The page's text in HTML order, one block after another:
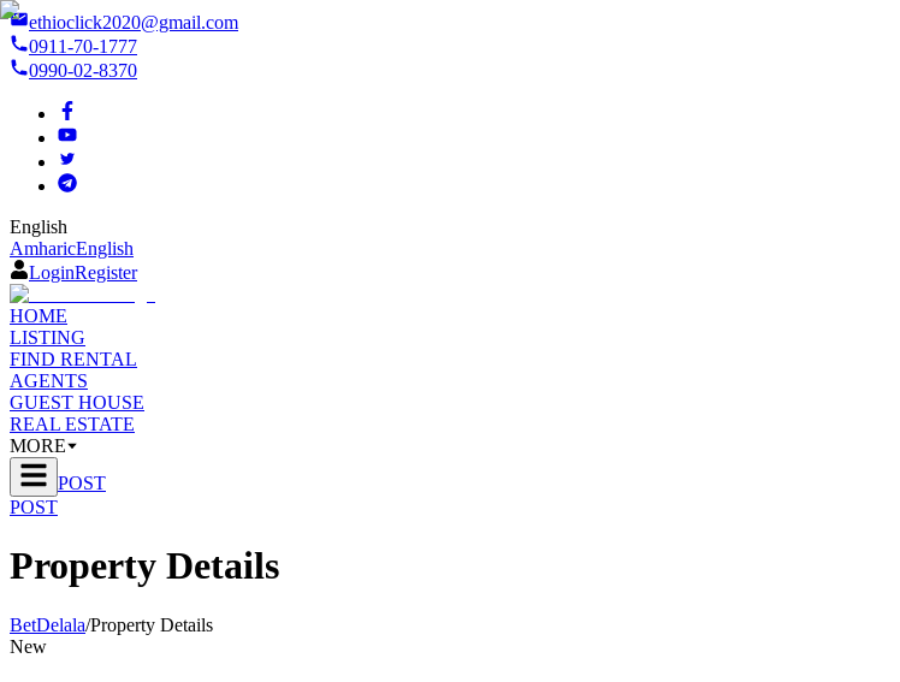
ethioclick2020@gmail.com
0911-70-1777
0990-02-8370
English
AmharicEnglish
LoginRegister
HOME
LISTING
FIND RENTAL
AGENTS
GUEST HOUSE
REAL ESTATE
MORE
POST
POST
Property Details
BetDelala/Property Details
New